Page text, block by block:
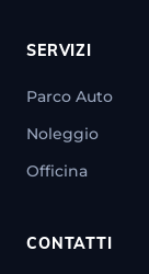
SERVIZI
Parco Auto
Noleggio
Officina
CONTATTI